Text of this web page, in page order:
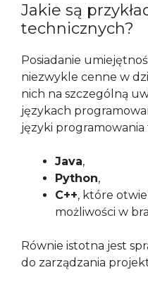
Jakie są
technicznych?
Posiadanie
niezwykle cenne w
nich na szczególną
językach
języki programowania
Java,
Python,
C++, które
możliwości w
Równie istotna jest
do zarządzania